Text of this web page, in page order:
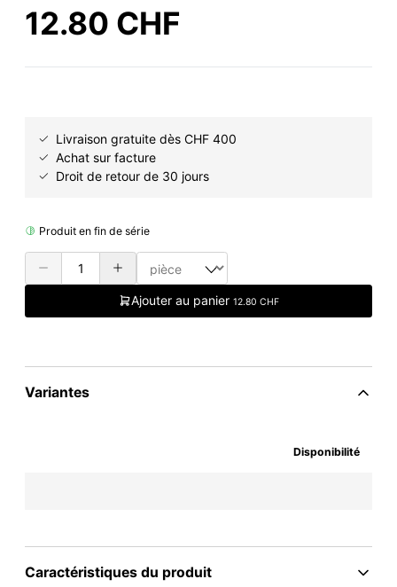
12.80 CHF
Livraison gratuite dès CHF 400
Achat sur facture
Droit de retour de 30 jours
Produit en fin de série
Ajouter au panier 12.80 CHF
Variantes
Disponibilité
Caractéristiques du produit